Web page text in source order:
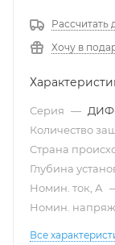
Рассчитать
Хочу в
Серия — ДИФ-
Количество
Страна
Глубина
Номин. ток, А
Номин.
Все